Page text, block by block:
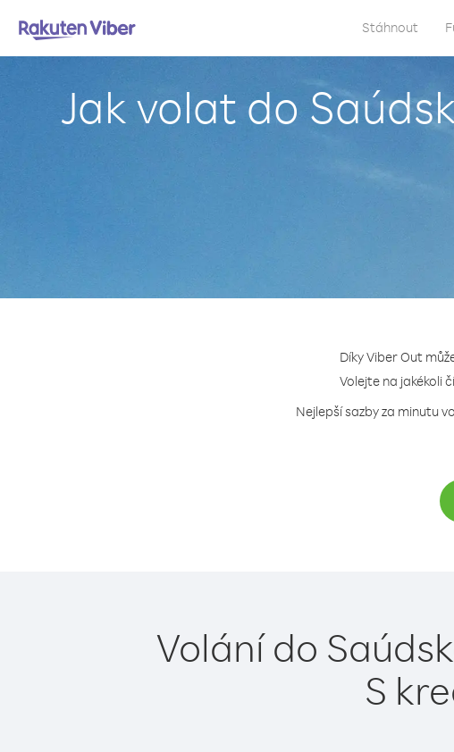
Stáhnout
Jak volat do
Díky Viber Out
Volejte na jakékoli
Nejlepší sazby za minutu
Volání do
S